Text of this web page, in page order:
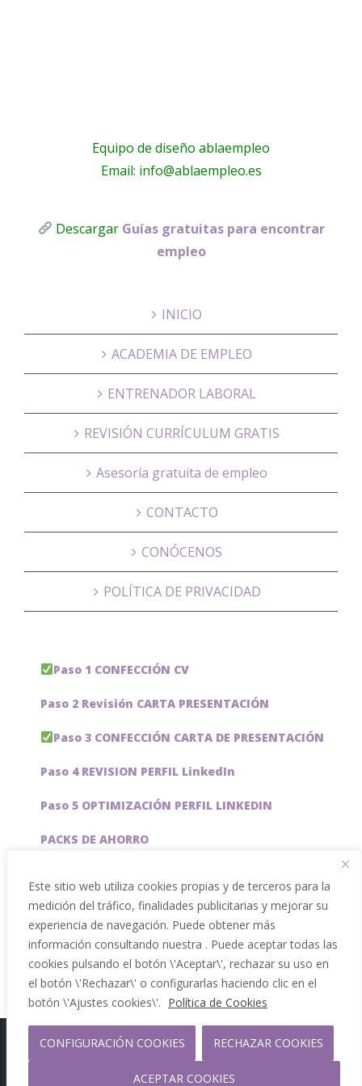
Este sitio web utiliza cookies propias y de terceros para la
medición del tráfico, finalidades publicitarias y mejorar su
experiencia de navegación. Puede obtener más
información consultando nuestra . Puede aceptar todas las
cookies pulsando el botón \'Aceptar\', rechazar su uso en
el botón \'Rechazar\' o configurarlas haciendo clic en el
botón \'Ajustes cookies\'. Política de Cookies
CONFIGURACIÓN COOKIES RECHAZAR COOKIES
ACEPTAR COOKIES
Equipo de diseño ablaempleo
Email: info@ablaempleo.es
Descargar Guías gratuitas para encontrar
empleo
INICIO
ACADEMIA DE EMPLEO
ENTRENADOR LABORAL
REVISIÓN CURRÍCULUM GRATIS
Asesoría gratuita de empleo
CONTACTO
CONÓCENOS
POLÍTICA DE PRIVACIDAD
Paso 1 CONFECCIÓN CV
Paso 2 Revisión CARTA PRESENTACIÓN
Paso 3 CONFECCIÓN CARTA DE PRESENTACIÓN
Paso 4 REVISION PERFIL LinkedIn
Paso 5 OPTIMIZACIÓN PERFIL LINKEDIN
PACKS DE AHORRO
Servicios especiales
Copyright 2012 - 2026 |
Facebook
Phone